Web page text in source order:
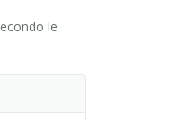
le